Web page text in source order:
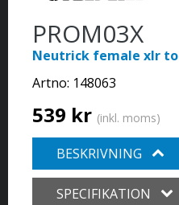
PROM03X
Neutrick female xlr
Artno: 148063
539 kr (inkl. moms)
BESKRIVNING
SPECIFIKATION